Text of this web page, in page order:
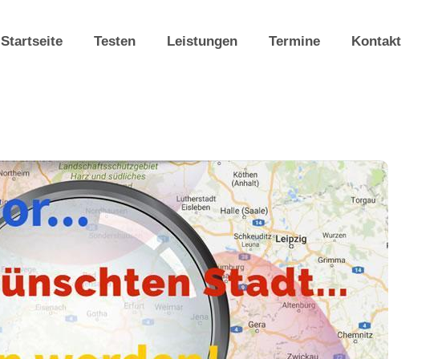
Startseite Testen Leistungen Termine Kontakt